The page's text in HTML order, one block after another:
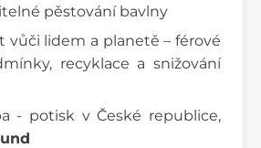
pěstování bavlny
vůči lidem a planetě – férové
recyklace a snižování
- potisk v České republice,